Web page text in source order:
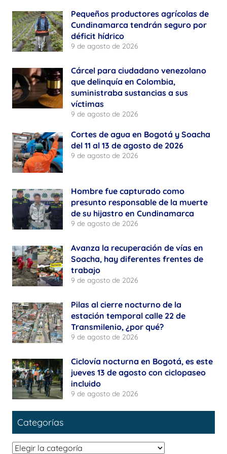
Pequeños productores agrícolas de
Cundinamarca tendrán seguro por
déficit hídrico
9 de agosto de 2026
Cárcel para ciudadano venezolano
que delinquía en Colombia,
suministraba sustancias a sus
víctimas
9 de agosto de 2026
Cortes de agua en Bogotá y Soacha
del 11 al 13 de agosto de 2026
9 de agosto de 2026
Hombre fue capturado como
presunto responsable de la muerte
de su hijastro en Cundinamarca
9 de agosto de 2026
Avanza la recuperación de vías en
Soacha, hay diferentes frentes de
trabajo
9 de agosto de 2026
Pilas al cierre nocturno de la
estación temporal calle 22 de
Transmilenio, ¿por qué?
9 de agosto de 2026
Ciclovía nocturna en Bogotá, es este
jueves 13 de agosto con ciclopaseo
incluido
9 de agosto de 2026
Categorías
Categorías